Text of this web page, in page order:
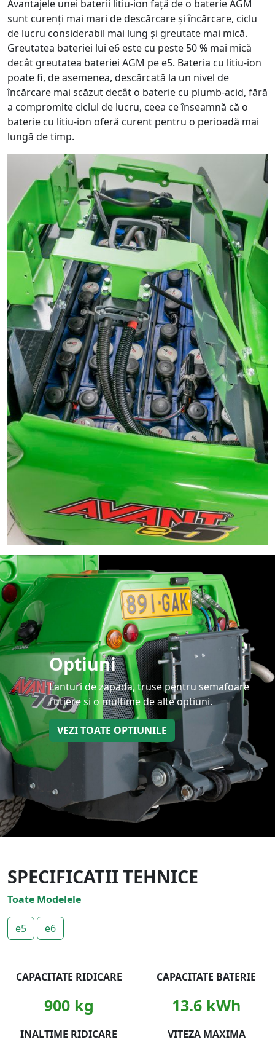
Avantajele unei baterii litiu-ion față de o baterie AGM
sunt curenți mai mari de descărcare și încărcare, ciclu
de lucru considerabil mai lung și greutate mai mică.
Greutatea bateriei lui e6 este cu peste 50 % mai mică
decât greutatea bateriei AGM pe e5. Bateria cu litiu-ion
poate fi, de asemenea, descărcată la un nivel de
încărcare mai scăzut decât o baterie cu plumb-acid, fără
a compromite ciclul de lucru, ceea ce înseamnă că o
baterie cu litiu-ion oferă curent pentru o perioadă mai
lungă de timp.
Optiuni
Lanturi de zapada, truse pentru semafoare
rutiere si o multime de alte optiuni.
VEZI TOATE OPTIUNILE
SPECIFICATII TEHNICE
Toate Modelele
e5 e6
CAPACITATE RIDICARE
900 kg
CAPACITATE BATERIE
13.6 kWh
INALTIME RIDICARE VITEZA MAXIMA